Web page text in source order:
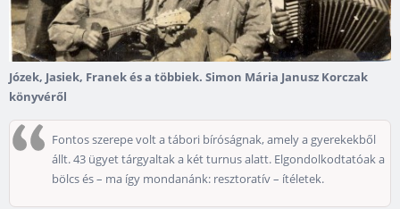
Józek, Jasiek, Franek és a többiek. Simon Mária Janusz Korczak
könyvéről
Fontos szerepe volt a tábori bíróságnak, amely a gyerekekből
állt. 43 ügyet tárgyaltak a két turnus alatt. Elgondolkodtatóak a
bölcs és – ma így mondanánk: resztoratív – ítéletek.